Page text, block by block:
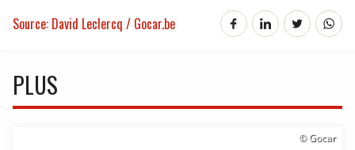
Source: David Leclercq / Gocar.be
PLUS
© Gocar